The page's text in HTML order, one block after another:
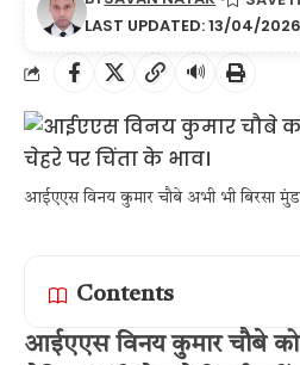
LAST UPDATED: 13/04/
🔊
आईएएस विनय कुमार चौबे अभी भी बिरसा मुंडा
Contents
आईएएस विनय कुमार चौबे को